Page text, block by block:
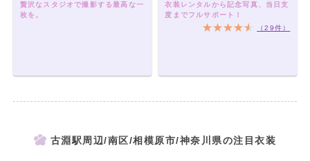
贅沢なスタジオで撮影する最高な一
枚を。
衣装レンタルから記念写真、当日支
度までフルサポート！
（29件）
古淵駅周辺/南区/相模原市/神奈川県の注目衣装